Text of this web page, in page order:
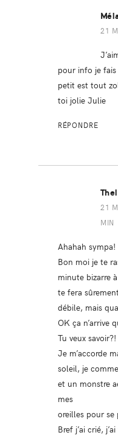
21
pour info je
petit est tout
toi jolie Julie
RÉPONDRE
21
MIN
Ahahah
Bon moi je te
minute bizarre
te fera
débile, mais
OK ça n’arrive
Tu veux savoir?!
Je m’accorde
soleil, je
et un monstre
mes
oreilles pour se
Bref j’ai crié,